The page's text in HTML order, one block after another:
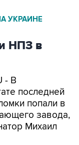
УКРАИНЕ
НПЗ в
- В
последней
попали в
завода,
Михаил